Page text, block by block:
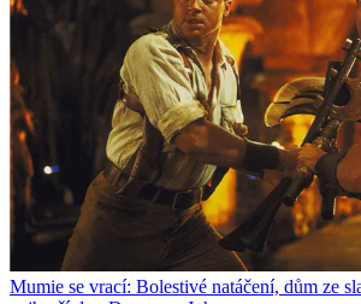
Mumie se vrací: Bolestivé natáčení, dům ze